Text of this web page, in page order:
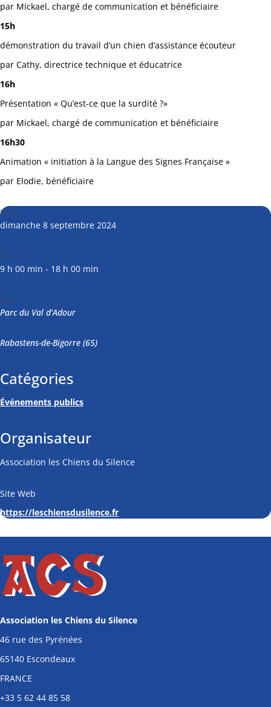
par Mickael, chargé de communication et bénéficiaire
15h
démonstration du travail d’un chien d’assistance écouteur
par Cathy, directrice technique et éducatrice
16h
Présentation « Qu’est-ce que la surdité ?»
par Mickael, chargé de communication et bénéficiaire
16h30
Animation « initiation à la Langue des Signes Française »
par Elodie, bénéficiaire
Date
dimanche 8 septembre 2024
Heure
9 h 00 min - 18 h 00 min
Lieu
Parc du Val d'Adour
Rabastens-de-Bigorre (65)
Catégories
Événements publics
Organisateur
Association les Chiens du Silence
Site Web
https://leschiensdusilence.fr
Association les Chiens du Silence
46 rue des Pyrénées
65140 Escondeaux
FRANCE
+33 5 62 44 85 58